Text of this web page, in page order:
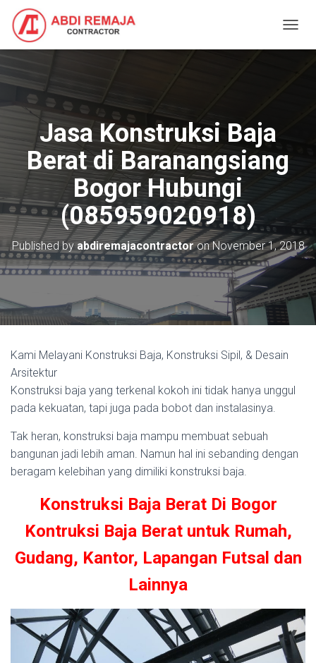
O
N
Jasa Konstruksi Baja
Berat di Baranangsiang
Bogor Hubungi
(085959020918)
Published byabdiremajacontractoronNovember 1, 2018
Kami Melayani Konstruksi Baja, Konstruksi Sipil, & Desain
Arsitektur
Konstruksi baja yang terkenal kokoh ini tidak hanya unggul
pada kekuatan, tapi juga pada bobot dan instalasinya.
Tak heran, konstruksi baja mampu membuat sebuah
bangunan jadi lebih aman. Namun hal ini sebanding dengan
beragam kelebihan yang dimiliki konstruksi baja.
Konstruksi Baja Berat Di Bogor
Kontruksi Baja Berat untuk Rumah,
Gudang, Kantor, Lapangan Futsal dan
Lainnya